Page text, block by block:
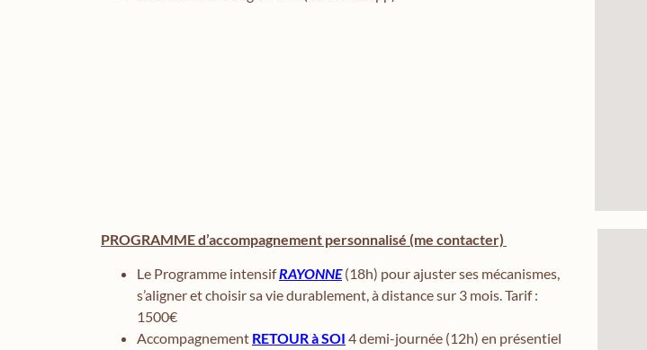
PROGRAMME d’accompagnement personnalisé (me contacter)
Le Programme intensifRAYONNE(18h) pour ajuster ses mécanismes,
s’aligner et choisir sa vie durablement, à distance sur 3 mois. Tarif :
1500€
Accompagnement RETOUR à SOI 4 demi-journée (12h) en présentiel